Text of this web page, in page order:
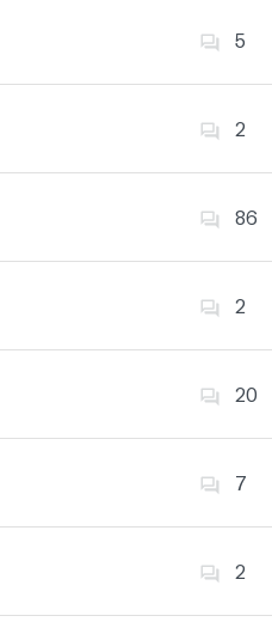
5
2
86
2
20
7
2